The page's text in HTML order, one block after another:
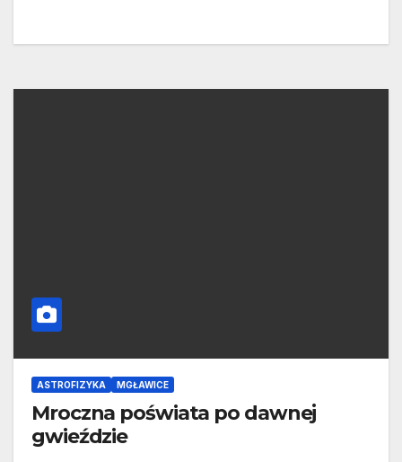
ASTROFIZYKA MGŁAWICE
Mroczna poświata po dawnej
gwieździe